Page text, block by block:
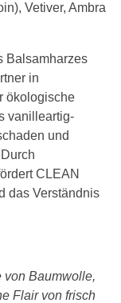
Vetiver, Ambra
Balsamharzes
in
ökologische
vanilleartig-
und
CLEAN
das Verständnis
von Baumwolle,
Flair von frisch